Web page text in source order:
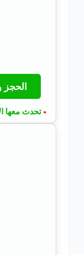
الحجز
• تحدث معها